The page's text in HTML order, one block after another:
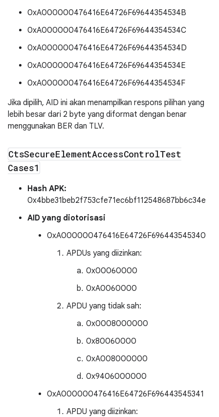
0xA000000476416E64726F69644354534B
0xA000000476416E64726F69644354534C
0xA000000476416E64726F69644354534D
0xA000000476416E64726F69644354534E
0xA000000476416E64726F69644354534F
Jika dipilih, AID ini akan menampilkan respons pilihan yang
lebih besar dari 2 byte yang diformat dengan benar
menggunakan BER dan TLV.
CtsSecureElementAccessControlTest
Cases1
Hash APK:
0x4bbe31beb2f753cfe71ec6bf112548687bb6c34e
AID yang diotorisasi
0xA000000476416E64726F696443545340
APDUs yang diizinkan:
0x00060000
0xA0060000
APDU yang tidak sah:
0x0008000000
0x80060000
0xA008000000
0x9406000000
0xA000000476416E64726F696443545341
APDU yang diizinkan: